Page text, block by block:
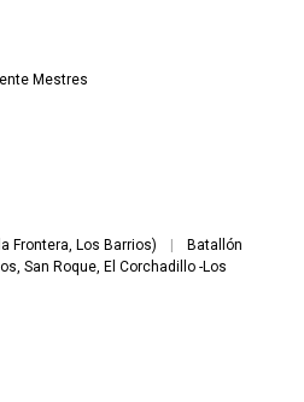
Mestres
Frontera, Los Barrios) |
Batallón
San Roque, El Corchadillo -Los